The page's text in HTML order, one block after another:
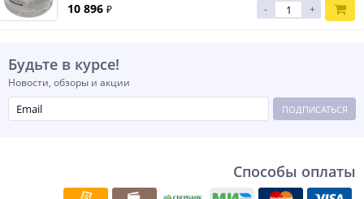
10 896 ₽ - +
Будьте в курсе!
Новости, обзоры и акции
ПОДПИСАТЬСЯ
Способы оплаты